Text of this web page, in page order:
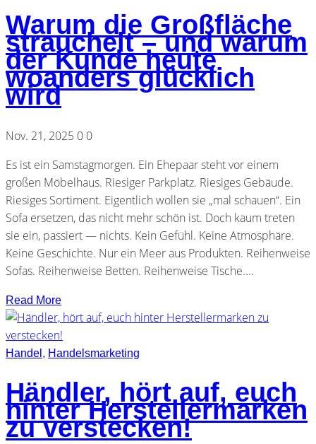
Warum die Großfläche
strauchelt – und warum
der Kunde heute
woanders glücklich
wird
Nov. 21, 2025 0 0
Es ist ein Samstagmorgen. Ein Ehepaar steht vor einem
großen Möbelhaus. Riesiger Parkplatz. Riesiges Gebäude.
Riesiges Sortiment. Eigentlich wollen sie „mal schauen“. Ein
Sofa ersetzen, das nicht mehr schön ist. Doch kaum treten
sie ein, passiert — nichts. Kein Gefühl. Keine Atmosphäre.
Keine Geschichte. Nur ein Meer aus Produkten. Reihenweise
Sofas. Reihenweise Betten. Reihenweise Tische....
Read More
Handel , Handelsmarketing
Händler, hört auf, euch
hinter Herstellermarken
zu verstecken!